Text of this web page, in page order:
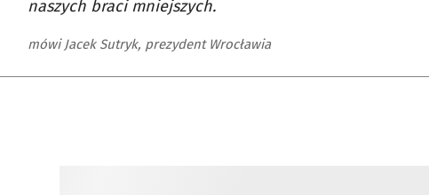
naszych braci mniejszych.
mówi Jacek Sutryk, prezydent Wrocławia